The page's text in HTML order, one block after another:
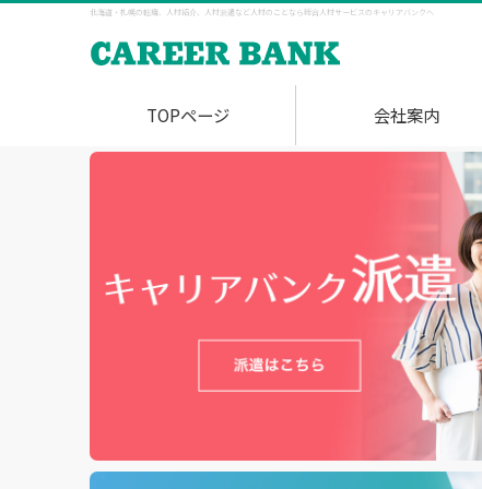
北海道・札幌の転職、人材紹介、人材派遣など人材のことなら総合人材サービスのキャリアバンクへ
TOPページ 会社案内